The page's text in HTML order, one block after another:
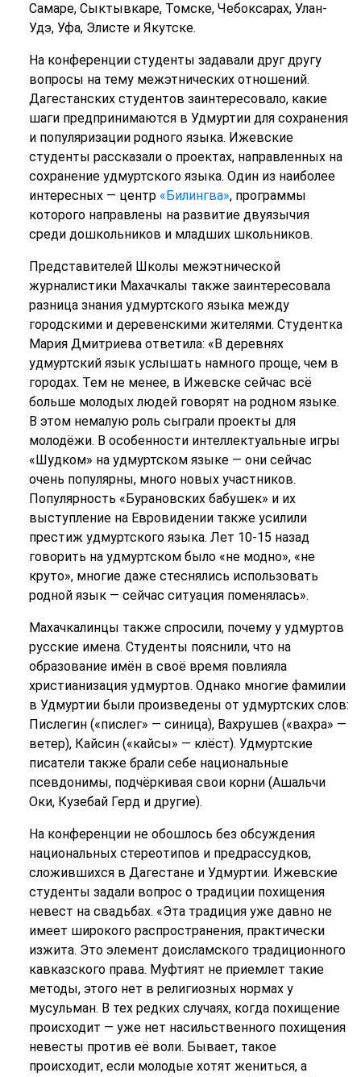
Самаре, Сыктывкаре, Томске, Чебоксарах, Улан-
Удэ, Уфа, Элисте и Якутске.
На конференции студенты задавали друг другу
вопросы на тему межэтнических отношений.
Дагестанских студентов заинтересовало, какие
шаги предпринимаются в Удмуртии для сохранения
и популяризации родного языка. Ижевские
студенты рассказали о проектах, направленных на
сохранение удмуртского языка. Один из наиболее
интересных — центр «Билингва», программы
которого направлены на развитие двуязычия
среди дошкольников и младших школьников.
Представителей Школы межэтнической
журналистики Махачкалы также заинтересовала
разница знания удмуртского языка между
городскими и деревенскими жителями. Студентка
Мария Дмитриева ответила: «В деревнях
удмуртский язык услышать намного проще, чем в
городах. Тем не менее, в Ижевске сейчас всё
больше молодых людей говорят на родном языке.
В этом немалую роль сыграли проекты для
молодёжи. В особенности интеллектуальные игры
«Шудком» на удмуртском языке — они сейчас
очень популярны, много новых участников.
Популярность «Бурановских бабушек» и их
выступление на Евровидении также усилили
престиж удмуртского языка. Лет 10-15 назад
говорить на удмуртском было «не модно», «не
круто», многие даже стеснялись использовать
родной язык — сейчас ситуация поменялась».
Махачкалинцы также спросили, почему у удмуртов
русские имена. Студенты пояснили, что на
образование имён в своё время повлияла
христианизация удмуртов. Однако многие фамилии
в Удмуртии были произведены от удмуртских слов:
Пислегин («пислег» — синица), Вахрушев («вахра» —
ветер), Кайсин («кайсы» — клёст). Удмуртские
писатели также брали себе национальные
псевдонимы, подчёркивая свои корни (Ашальчи
Оки, Кузебай Герд и другие).
На конференции не обошлось без обсуждения
национальных стереотипов и предрассудков,
сложившихся в Дагестане и Удмуртии. Ижевские
студенты задали вопрос о традиции похищения
невест на свадьбах. «Эта традиция уже давно не
имеет широкого распространения, практически
изжита. Это элемент доисламского традиционного
кавказского права. Муфтият не приемлет такие
методы, этого нет в религиозных нормах у
мусульман. В тех редких случаях, когда похищение
происходит — уже нет насильственного похищения
невесты против её воли. Бывает, такое
происходит, если молодые хотят жениться, а